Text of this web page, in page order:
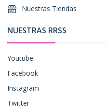
Nuestras Tiendas
NUESTRAS RRSS
Youtube
Facebook
Instagram
Twitter